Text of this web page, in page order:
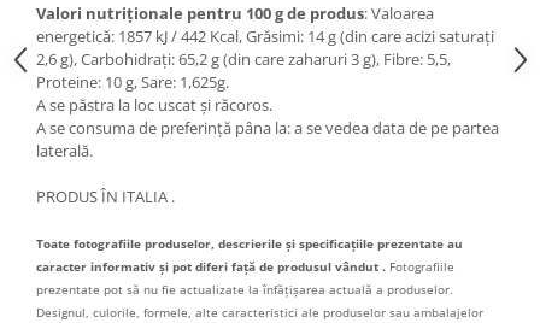
Valori nutriționale pentru 100 g de produs: Valoarea
energetică: 1857 kJ / 442 Kcal, Grăsimi: 14 g (din care acizi saturați
2,6 g), Carbohidrați: 65,2 g (din care zaharuri 3 g), Fibre: 5,5,
Proteine: 10 g, Sare: 1,625g.
A se păstra la loc uscat și răcoros.
A se consuma de preferință pâna la: a se vedea data de pe partea
laterală.
PRODUS ÎN ITALIA .
Toate fotografiile produselor, descrierile și specificațiile prezentate au
caracter informativ și pot diferi față de produsul vândut . Fotografiile
prezentate pot să nu fie actualizate la înfățișarea actuală a produselor.
Designul, culorile, formele, alte caracteristici ale produselor sau ambalajelor